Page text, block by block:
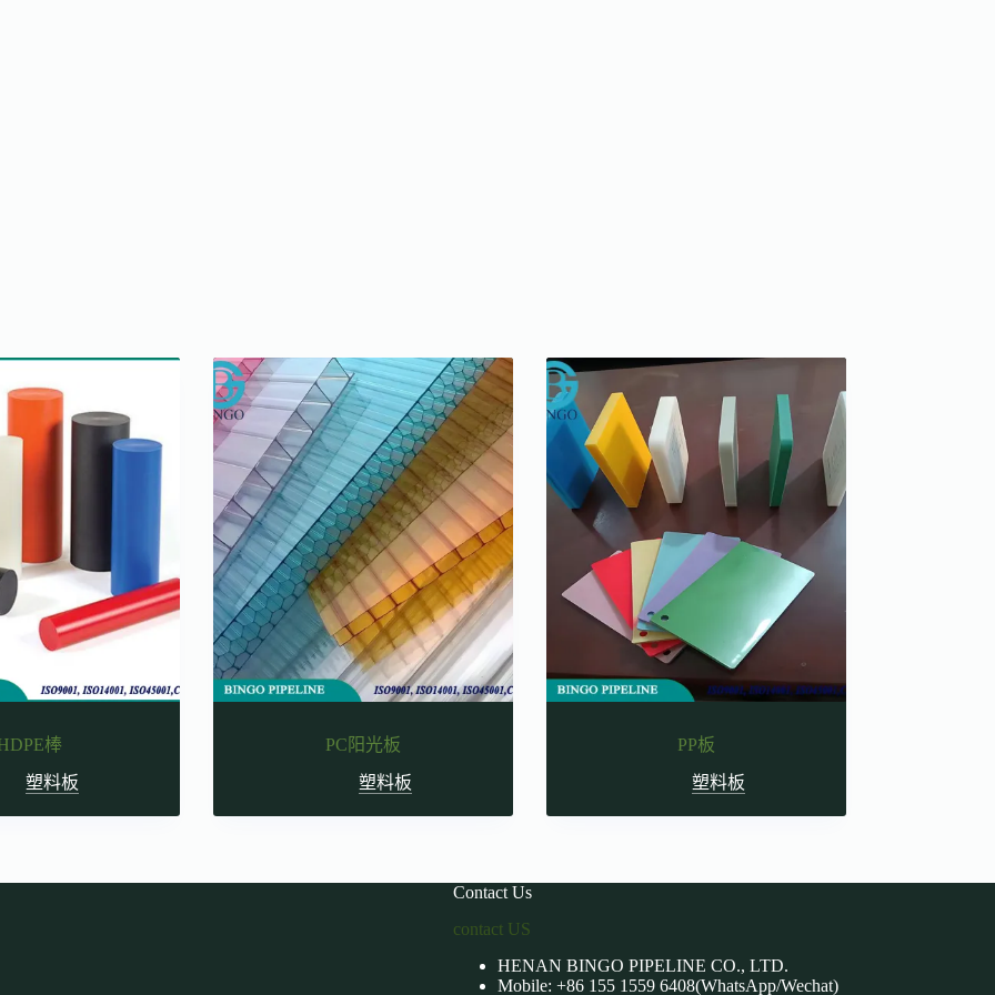
棒
塑料板
PC阳光板
塑料板
PP板
塑料板
Contact Us
contact US
HENAN BINGO PIPELINE CO., LTD.
Mobile: +86 155 1559 6408(WhatsApp/Wechat)